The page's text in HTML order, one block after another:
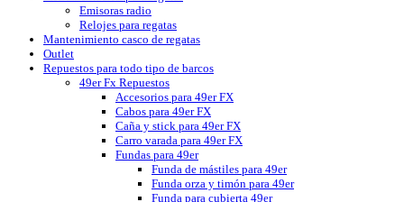
Emisoras radio
Relojes para regatas
Mantenimiento casco de regatas
Outlet
Repuestos para todo tipo de barcos
49er Fx Repuestos
Accesorios para 49er FX
Cabos para 49er FX
Caña y stick para 49er FX
Carro varada para 49er FX
Fundas para 49er
Funda de mástiles para 49er
Funda orza y timón para 49er
Funda para cubierta 49er